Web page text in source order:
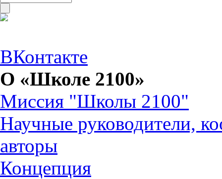
ВКонтакте
О «Школе 2100»
Миссия "Школы 2100"
Научные руководители,
авторы
Концепция